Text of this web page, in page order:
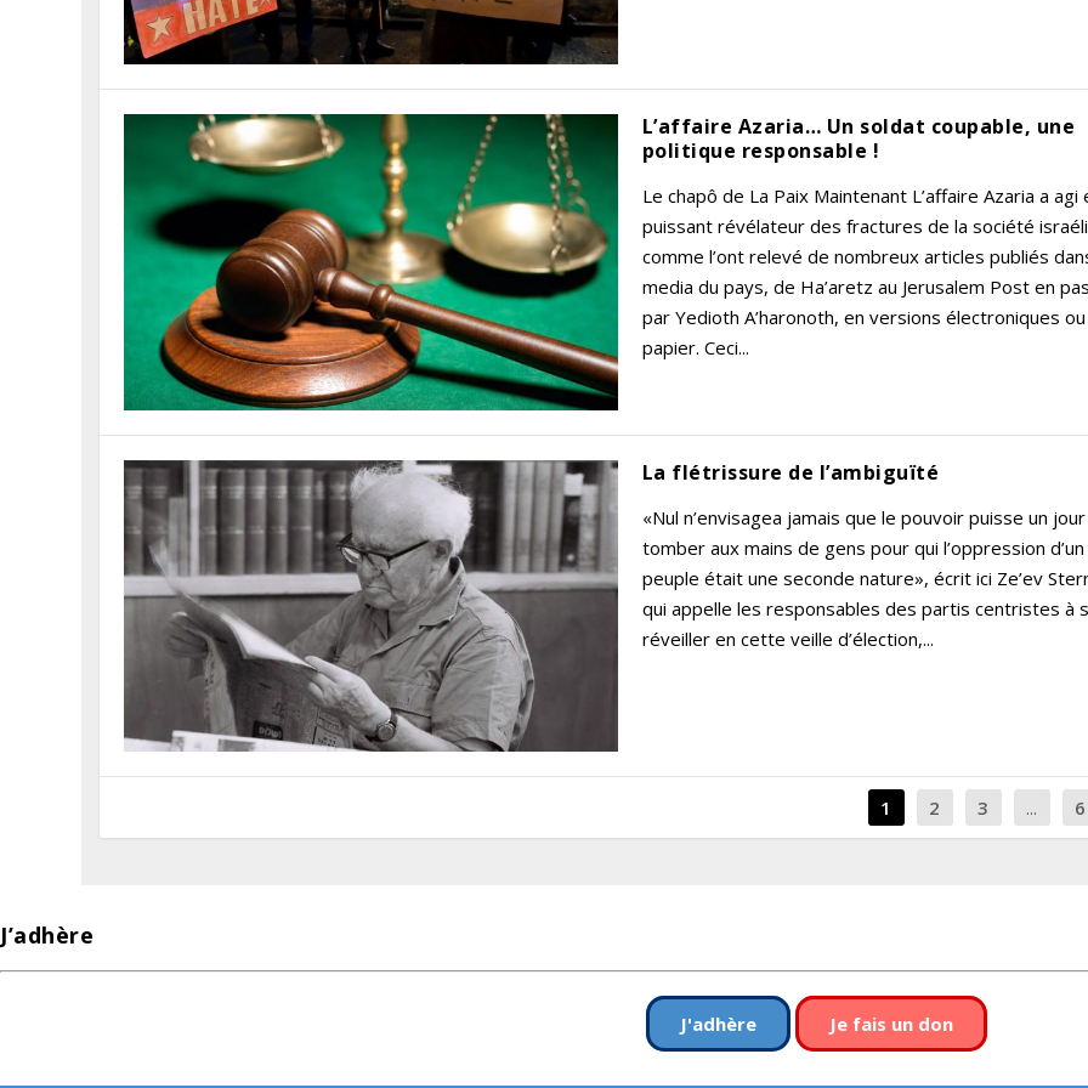
L’affaire Azaria… Un soldat coupable, une
politique responsable !
Le chapô de La Paix Maintenant L’affaire Azaria a agi
puissant révélateur des fractures de la société
comme l’ont relevé de nombreux articles publiés
media du pays, de Ha’aretz au Jerusalem Post en
par Yedioth A’haronoth, en versions électroniques ou
papier. Ceci...
La flétrissure de l’ambiguïté
«Nul n’envisagea jamais que le pouvoir puisse un jour
tomber aux mains de gens pour qui l’oppression
peuple était une seconde nature», écrit ici Ze’ev
qui appelle les responsables des partis centristes à
réveiller en cette veille d’élection,...
1 2 3 ... 6
J’adhère
J'adhère Je fais un don